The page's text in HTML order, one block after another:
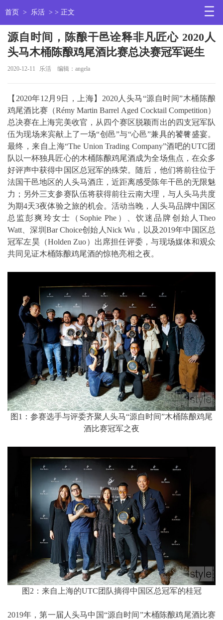
首页 > 乐活 > > 正文
源自时间，陈酿干邑诠释非凡匠心 2020人
头马木桶陈酿鸡尾酒比赛总决赛冠军诞生
2020-12-11 乐活 编辑：angela
【2020年12月9日，上海】2020人头马“源自时间”木桶陈酿
鸡尾酒比赛（Rémy Martin Barrel Aged Cocktail Competition）
总决赛在上海完美收官，从四个赛区脱颖而出的四支冠军队
伍为现场来宾献上了一场“创邑”与“心邑”兼具的饕餮盛宴。
最终，来自上海“The Union Trading Company”酒吧的UTC团
队以一杯独具匠心的木桶陈酿鸡尾酒成为全场焦点，在众多
好评声中获得中国区总冠军的殊荣。随后，他们将前往位于
法国干邑地区的人头马酒庄，近距离感受陈年干邑的无限魅
力；另外三支参赛队伍将获得前往云南大理，与人头马共度
为期4天3夜体验之旅的机会。活动当晚，人头马品牌中国区
总监彭爽玲女士（Sophie Phe）、饮迷品牌创始人Theo
Watt、深圳Bar Choice创始人Nick Wu，以及2019年中国区总
冠军左昊（Holden Zuo）出席担任评委，与现场媒体和观众
共同见证木桶陈酿鸡尾酒的惊艳亮相之夜。
图1：参赛选手与评委齐聚人头马“源自时间”木桶陈酿鸡尾
酒比赛冠军之夜
图2：来自上海的UTC团队摘得中国区总冠军的桂冠
2019年，第一届人头马中国“源自时间”木桶陈酿鸡尾酒比赛